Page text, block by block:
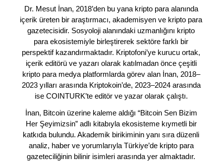
Dr. Mesut İnan, 2018’den bu yana kripto para alanında
içerik üreten bir araştırmacı, akademisyen ve kripto para
gazetecisidir. Sosyoloji alanındaki uzmanlığını kripto
para ekosistemiyle birleştirerek sektöre farklı bir
perspektif kazandırmaktadır. Kriptofoni’ye kurucu ortak,
içerik editörü ve yazarı olarak katılmadan önce çeşitli
kripto para medya platformlarda görev alan İnan, 2018–
2023 yılları arasında Kriptokoin’de, 2023–2024 arasında
ise COINTURK’te editör ve yazar olarak çalıştı.
İnan, Bitcoin üzerine kaleme aldığı “Bitcoin Sen Bizim
Her Şeyimizsin” adlı kitabıyla ekosisteme kıymetli bir
katkıda bulundu. Akademik birikiminin yanı sıra düzenli
analiz, haber ve yorumlarıyla Türkiye’de kripto para
gazeteciliğinin bilinir isimleri arasında yer almaktadır.